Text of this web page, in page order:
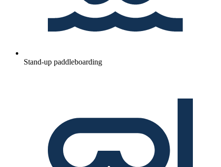
Stand-up paddleboarding